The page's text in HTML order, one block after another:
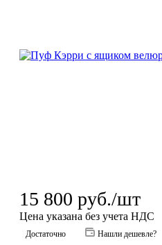
15 800 руб./шт
Цена указана без учета НДС
Достаточно Нашли дешевле?